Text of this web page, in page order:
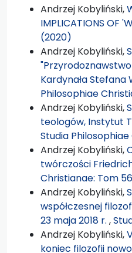
Andrzej Kobyliński,
IMPLICATIONS OF
(2020)
Andrzej Kobyliński,
Kardynała Stefana
Philosophiae
Andrzej Kobyliński,
teologów, Instytut
Studia Philosophiae
Andrzej Kobyliński,
twórczości
Christianae: Tom
Andrzej Kobyliński,
współczesnej
23 maja 2018 r. ,
Andrzej Kobyliński,
koniec filozofii